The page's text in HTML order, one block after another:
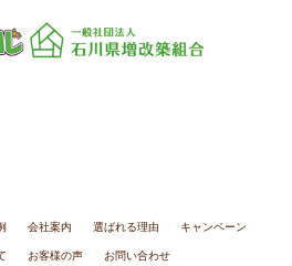
会社案内 選ばれる理由 キャンペーン
お客様の声 お問い合わせ